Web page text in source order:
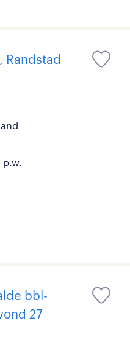
Randstad
p.w.
bbl-
27